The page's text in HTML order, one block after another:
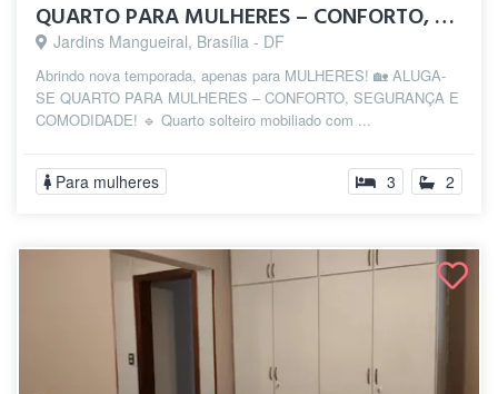
QUARTO PARA MULHERES – CONFORTO, SEGURAN...
Jardins Mangueiral, Brasília - DF
Abrindo nova temporada, apenas para MULHERES! 🏡 ALUGA-
SE QUARTO PARA MULHERES – CONFORTO, SEGURANÇA E
COMODIDADE! 🔹 Quarto solteiro mobiliado com ...
Para mulheres 3 2